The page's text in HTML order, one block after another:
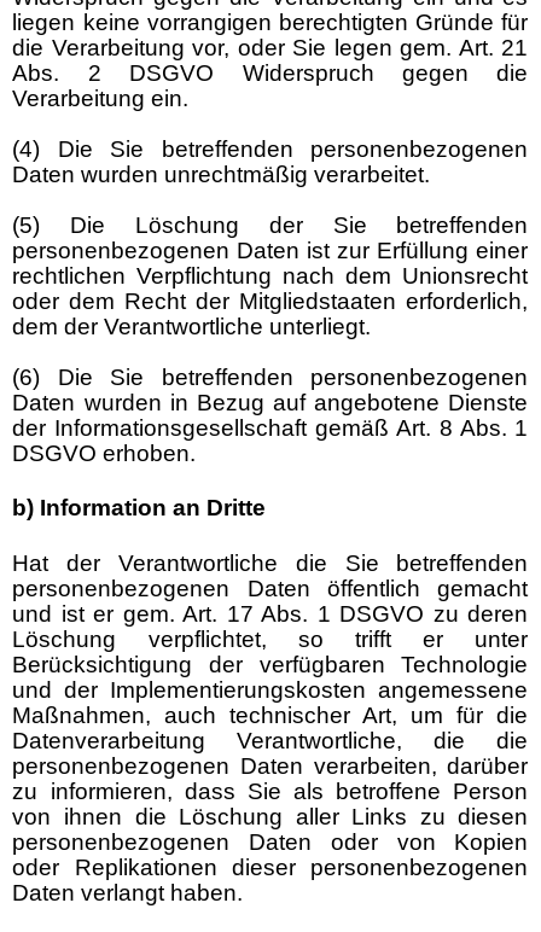
liegen keine vorrangigen berechtigten Gründe für
die Verarbeitung vor, oder Sie legen gem. Art. 21
Abs. 2 DSGVO Widerspruch gegen die
Verarbeitung ein.
(4) Die Sie betreffenden personenbezogenen
Daten wurden unrechtmäßig verarbeitet.
(5) Die Löschung der Sie betreffenden
personenbezogenen Daten ist zur Erfüllung einer
rechtlichen Verpflichtung nach dem Unionsrecht
oder dem Recht der Mitgliedstaaten erforderlich,
dem der Verantwortliche unterliegt.
(6) Die Sie betreffenden personenbezogenen
Daten wurden in Bezug auf angebotene Dienste
der Informationsgesellschaft gemäß Art. 8 Abs. 1
DSGVO erhoben.
b) Information an Dritte
Hat der Verantwortliche die Sie betreffenden
personenbezogenen Daten öffentlich gemacht
und ist er gem. Art. 17 Abs. 1 DSGVO zu deren
Löschung verpflichtet, so trifft er unter
Berücksichtigung der verfügbaren Technologie
und der Implementierungskosten angemessene
Maßnahmen, auch technischer Art, um für die
Datenverarbeitung Verantwortliche, die die
personenbezogenen Daten verarbeiten, darüber
zu informieren, dass Sie als betroffene Person
von ihnen die Löschung aller Links zu diesen
personenbezogenen Daten oder von Kopien
oder Replikationen dieser personenbezogenen
Daten verlangt haben.